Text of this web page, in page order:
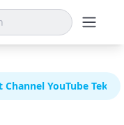
Channel YouTube